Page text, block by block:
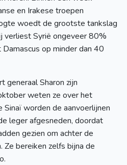
en Irakese troepen
woedt de grootste tankslag
verliest Syrië ongeveer 80%
op minder dan 40
generaal Sharon zijn
weten ze over het
Sinaï worden de aanvoerlijnen
leger afgesneden, doordat
gezien om achter de
Ze bereiken zelfs bijna de